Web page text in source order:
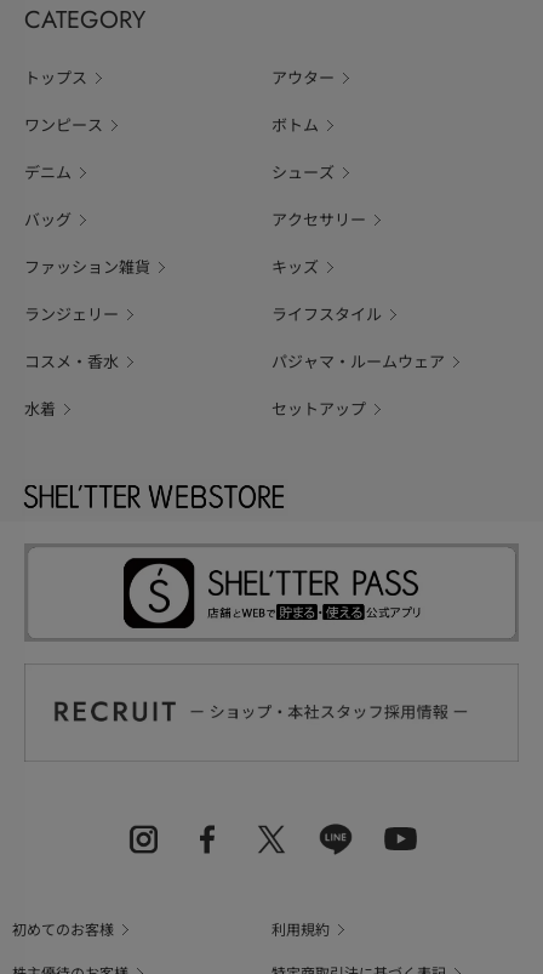
CATEGORY
トップス アウター
ワンピース ボトム
デニム シューズ
バッグ アクセサリー
ファッション雑貨 キッズ
ランジェリー ライフスタイル
コスメ・香水 パジャマ・ルームウェア
水着 セットアップ
初めてのお客様
利用規約